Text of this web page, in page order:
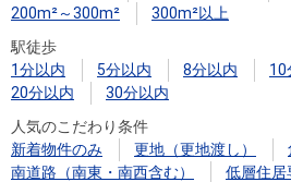
200m²～300m²
300m²以上
駅徒歩
1分以内
5分以内 8分以内 10
20分以内
30分以内
人気のこだわり条件
新着物件のみ
更地（更地渡し）
南道路（南東・南西含む）
低層住居